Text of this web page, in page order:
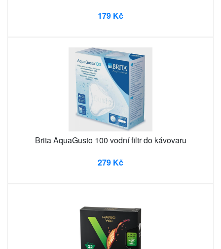
179 Kč
Brita AquaGusto 100 vodní filtr do kávovaru
279 Kč